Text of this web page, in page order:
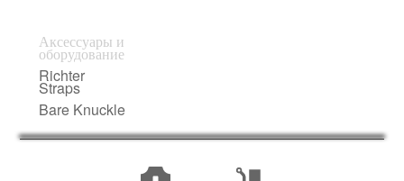
Аксессуары и
оборудование
Richter
Straps
Bare Knuckle